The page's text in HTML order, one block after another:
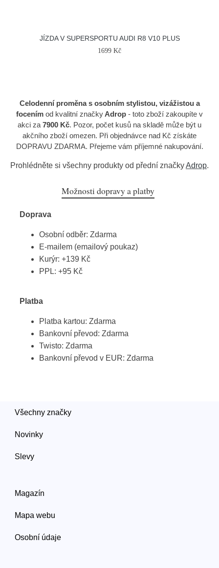
JÍZDA V SUPERSPORTU AUDI R8 V10 PLUS
1699 Kč
Celodenní proměna s osobním stylistou, vizážistou a
focením od kvalitní značky Adrop - toto zboží zakoupíte v
akci za 7900 Kč. Pozor, počet kusů na skladě může být u
akčního zboží omezen. Při objednávce nad Kč získáte
DOPRAVU ZDARMA. Přejeme vám příjemné nakupování.
Prohlédněte si všechny produkty od přední značkyAdrop.
Možnosti dopravy a platby
Doprava
Osobní odběr: Zdarma
E-mailem (emailový poukaz)
Kurýr: +139 Kč
PPL: +95 Kč
Platba
Platba kartou: Zdarma
Bankovní převod: Zdarma
Twisto: Zdarma
Bankovní převod v EUR: Zdarma
Všechny značky
Novinky
Slevy
Magazín
Mapa webu
Osobní údaje